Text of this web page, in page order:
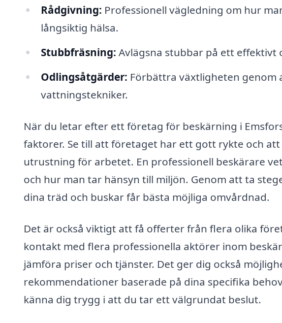
Rådgivning: Professionell vägledning om hur
långsiktig hälsa.
Stubbfräsning: Avlägsna stubbar på ett
Odlingsåtgärder: Förbättra växtligheten genom
vattningstekniker.
När du letar efter ett företag för beskärning i
faktorer. Se till att företaget har ett gott rykte och
utrustning för arbetet. En professionell beskärare
och hur man tar hänsyn till miljön. Genom att ta
dina träd och buskar får bästa möjliga omvårdnad.
Det är också viktigt att få offerter från flera olika
kontakt med flera professionella aktörer inom
jämföra priser och tjänster. Det ger dig också
rekommendationer baserade på dina specifika
känna dig trygg i att du tar ett välgrundat beslut.